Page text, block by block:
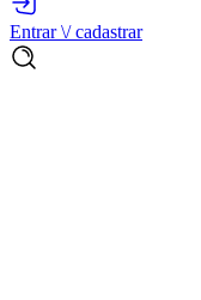
Entrar \/ cadastrar